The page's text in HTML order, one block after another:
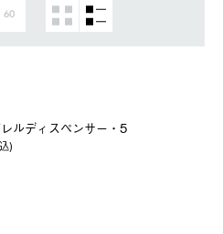
60
ルディスペンサー・5
)